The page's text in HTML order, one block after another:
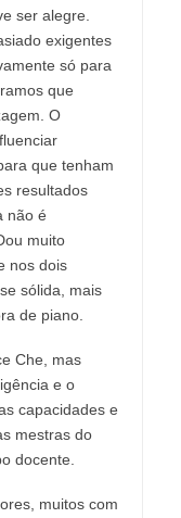
ser alegre.
exigentes
só para
que
O
que tenham
resultados
não é
muito
nos dois
sólida, mais
de piano.
Che, mas
e o
capacidades e
mestras do
docente.
muitos com